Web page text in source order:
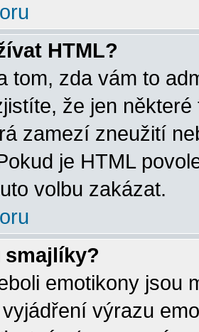
HTML?
tom, zda vám to
že jen
zamezí zneužití
je HTML
volbu zakázat.
emotikony jsou
výrazu